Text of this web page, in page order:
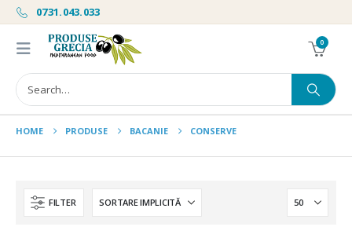
0731.043.033
0
HOME PRODUSE BACANIE CONSERVE
FILTER